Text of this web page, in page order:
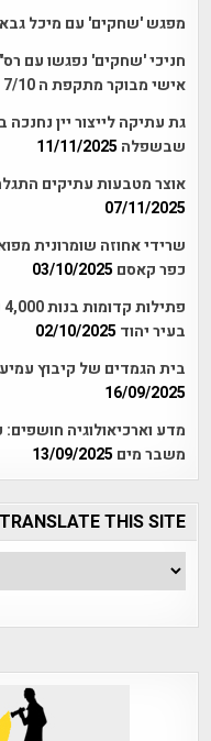
מפגש 'שחקים' עם מיכל
חניכי 'שחקים' נפגשו עם
אישי מבוקר מתקפת ה 7/10
גת עתיקה לייצור יין
שבשפלה 11/11/2025
אוצר מטבעות עתיקים
07/11/2025
כפר קאסם 03/10/2025
בעיר יהוד 02/10/2025
בית הגמדים של קיבוץ
16/09/2025
מדע וארכיאולוגיה
משבר מים 13/09/2025
THIS SITE!